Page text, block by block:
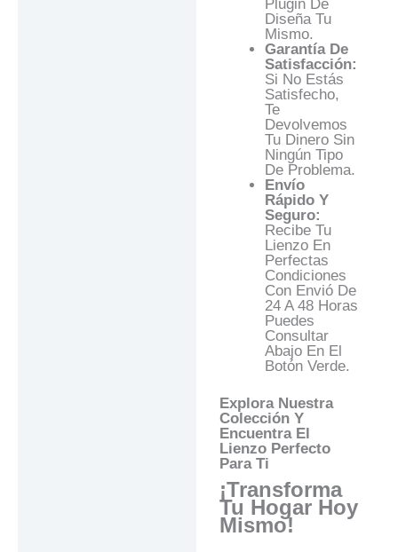
Plugin De
Diseña Tu
Mismo.
Garantía De
Satisfacción:
Si No Estás
Satisfecho,
Te
Devolvemos
Tu Dinero Sin
Ningún Tipo
De Problema.
Envío
Rápido Y
Seguro:
Recibe Tu
Lienzo En
Perfectas
Condiciones
Con Envió De
24 A 48 Horas
Puedes
Consultar
Abajo En El
Botón Verde.
Explora Nuestra
Colección Y
Encuentra El
Lienzo Perfecto
Para Ti
¡Transforma
Tu Hogar Hoy
Mismo!